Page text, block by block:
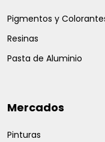
Pigmentos y
Resinas
Pasta de Aluminio
Mercados
Pinturas